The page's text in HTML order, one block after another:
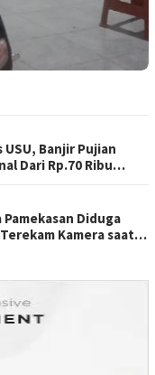
USU, Banjir Pujian
Dari Rp.70 Ribu
Diduga